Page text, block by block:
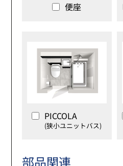
便座
PICCOLA
(狭小ユニットバス)
部品関連